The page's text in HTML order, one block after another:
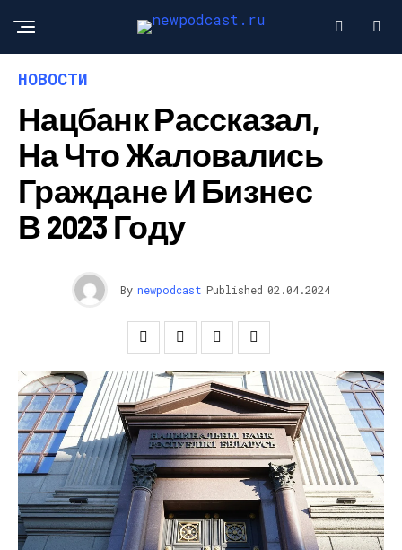
НОВОСТИ
Нацбанк Рассказал,
На Что Жаловались
Граждане И Бизнес
В 2023 Году
By newpodcast Published 02.04.2024